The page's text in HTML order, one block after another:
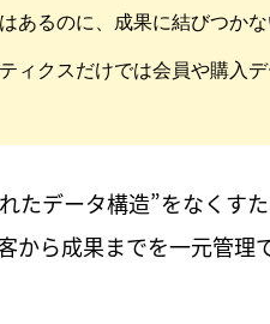
あるのに、成果に結びつか
ィクスだけでは会員や購入
たデータ構造”をなくすた
から成果までを一元管理